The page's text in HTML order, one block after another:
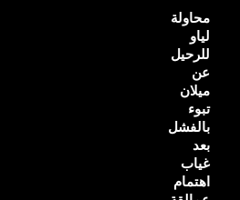
محاولة
لياو
للرحيل
عن
ميلان
تبوء
بالفشل
بعد
غياب
اهتمام